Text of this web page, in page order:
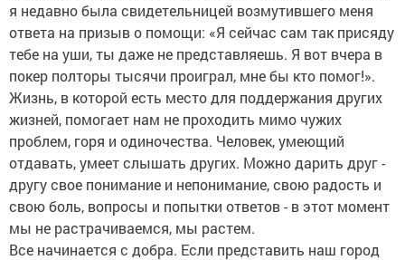
я недавно была свидетельницей возмутившего меня
ответа на призыв о помощи: «Я сейчас сам так присяду
тебе на уши, ты даже не представляешь. Я вот вчера в
покер полторы тысячи проиграл, мне бы кто помог!».
Жизнь, в которой есть место для поддержания других
жизней, помогает нам не проходить мимо чужих
проблем, горя и одиночества. Человек, умеющий
отдавать, умеет слышать других. Можно дарить друг -
другу свое понимание и непонимание, свою радость и
свою боль, вопросы и попытки ответов - в этот момент
мы не растрачиваемся, мы растем.
Все начинается с добра. Если представить наш город